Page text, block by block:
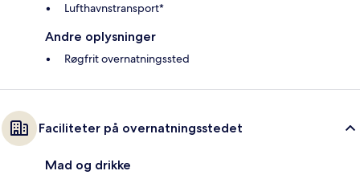
Lufthavnstransport*
Andre oplysninger
Røgfrit overnatningssted
Faciliteter på overnatningsstedet
Mad og drikke